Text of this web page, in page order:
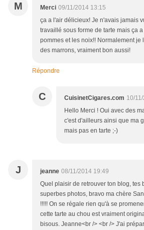
M Merci 09/11/2014 13:15
ça a l'air délicieux! Je n'avais jamais
travaillé sous forme de tarte mais ça
pommes et les noix!! Normalement je
des marrons, vraiment bon aussi!
Répondre
C CuisinetCigares.com 10/
Hello Merci ! Oui avec des
c'est d'ailleurs ainsi que ma
mais pas en tarte ;-)
J jeanne 08/11/2014 19:49
Quel plaisir de retrouver ton blog, tes
superbes photos, bravo ma chère
!!!!! On se régale rien qu'à se
cette tarte au chou est vraiment
bisous. Jeanne<br /> <br /> J'ai